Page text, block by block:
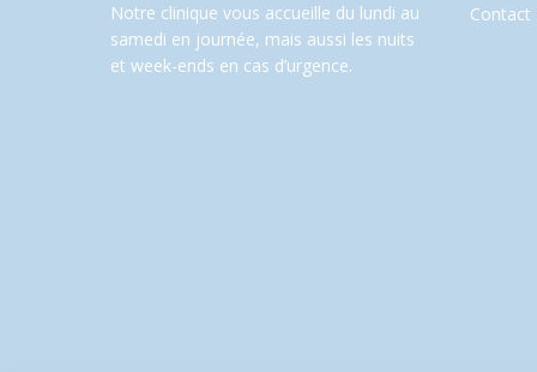
Notre clinique vous accueille du lundi au
samedi en journée, mais aussi les nuits
et week-ends en cas d’urgence.
Contact